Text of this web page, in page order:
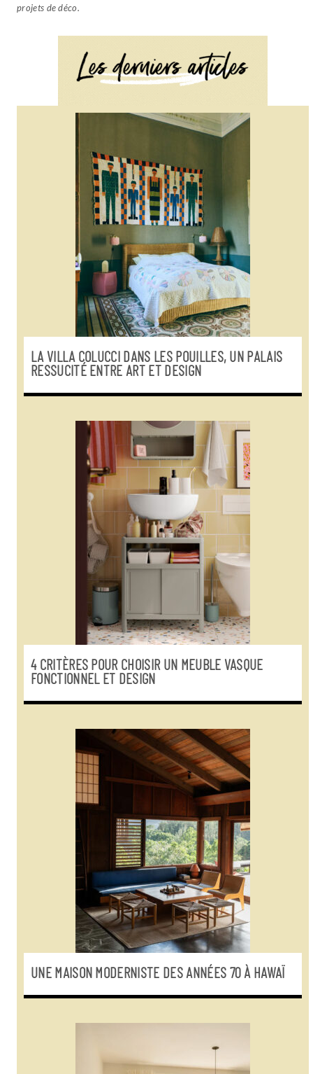
projets de déco.
LA VILLA COLUCCI DANS LES POUILLES, UN PALAIS
RESSUCITÉ ENTRE ART ET DESIGN
4 CRITÈRES POUR CHOISIR UN MEUBLE VASQUE
FONCTIONNEL ET DESIGN
UNE MAISON MODERNISTE DES ANNÉES 70 À HAWAÏ